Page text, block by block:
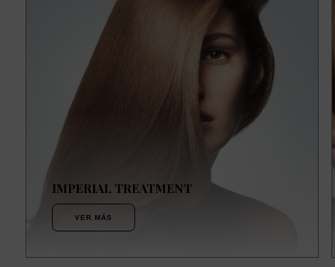
IMPERIAL TREATMENT
VER MÁS